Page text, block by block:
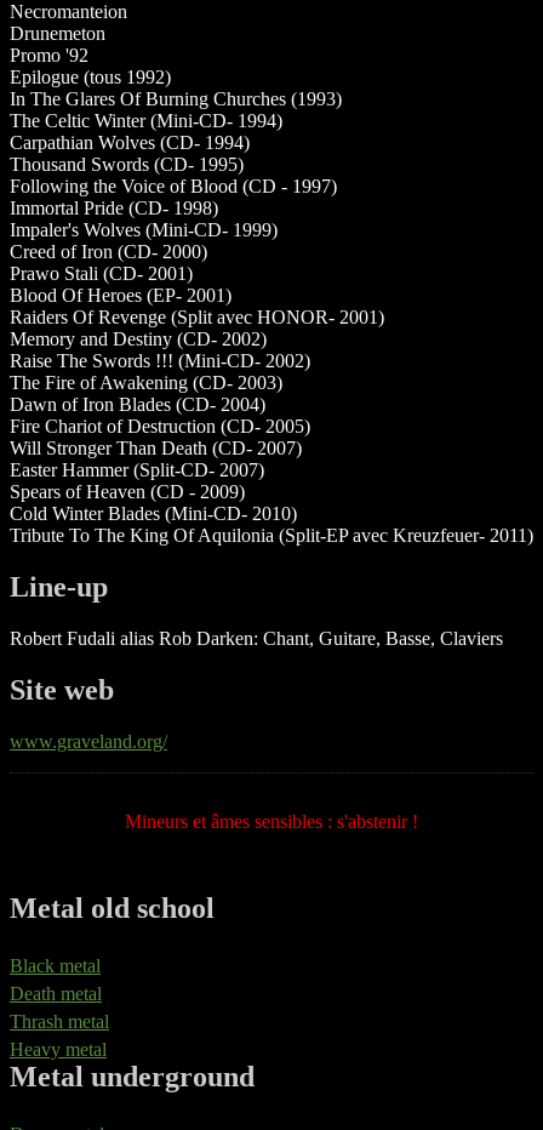
Necromanteion
Drunemeton
Promo '92
Epilogue (tous 1992)
In The Glares Of Burning Churches (1993)
The Celtic Winter (Mini-CD- 1994)
Carpathian Wolves (CD- 1994)
Thousand Swords (CD- 1995)
Following the Voice of Blood (CD - 1997)
Immortal Pride (CD- 1998)
Impaler's Wolves (Mini-CD- 1999)
Creed of Iron (CD- 2000)
Prawo Stali (CD- 2001)
Blood Of Heroes (EP- 2001)
Raiders Of Revenge (Split avec HONOR- 2001)
Memory and Destiny (CD- 2002)
Raise The Swords !!! (Mini-CD- 2002)
The Fire of Awakening (CD- 2003)
Dawn of Iron Blades (CD- 2004)
Fire Chariot of Destruction (CD- 2005)
Will Stronger Than Death (CD- 2007)
Easter Hammer (Split-CD- 2007)
Spears of Heaven (CD - 2009)
Cold Winter Blades (Mini-CD- 2010)
Tribute To The King Of Aquilonia (Split-EP avec Kreuzfeuer- 2011)
Line-up
Robert Fudali alias Rob Darken: Chant, Guitare, Basse, Claviers
Site web
www.graveland.org/
Mineurs et âmes sensibles : s'abstenir !
Metal old school
Black metal
Death metal
Thrash metal
Heavy metal
Metal underground